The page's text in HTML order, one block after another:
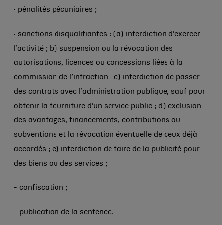
· pénalités pécuniaires ;
· sanctions disqualifiantes : (a) interdiction d’exercer
l’activité ; b) suspension ou la révocation des
autorisations, licences ou concessions liées à la
commission de l’infraction ; c) interdiction de passer
des contrats avec l’administration publique, sauf pour
obtenir la fourniture d’un service public ; d) exclusion
des avantages, financements, contributions ou
subventions et la révocation éventuelle de ceux déjà
accordés ; e) interdiction de faire de la publicité pour
des biens ou des services ;
- confiscation ;
- publication de la sentence.